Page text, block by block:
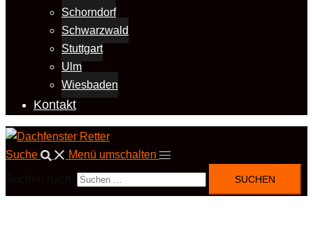
Schorndorf
Schwarzwald
Stuttgart
Ulm
Wiesbaden
Kontakt
Suche Menü umschalten